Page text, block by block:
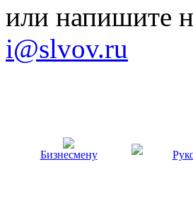
или напишите
i@slvov.ru
Бизнесмену